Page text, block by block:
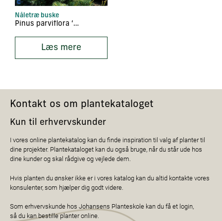
Nåletræ buske
Pinus parviflora ‘Negishi’
Læs mere
Kontakt os om plantekataloget
Kun til erhvervskunder
I vores online plantekatalog kan du finde inspiration til valg af planter til
dine projekter. Plantekataloget kan du også bruge, når du står ude hos
dine kunder og skal rådgive og vejlede dem.
Hvis planten du ønsker ikke er i vores katalog kan du altid kontakte vores
konsulenter, som hjælper dig godt videre.
Som erhvervskunde hos Johansens Planteskole kan du få et login,
så du kan bestille planter online.